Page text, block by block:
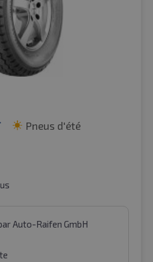
Pneus d'été
Auto-Raifen GmbH